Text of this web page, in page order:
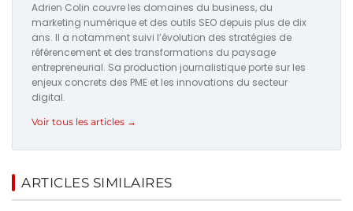
Adrien Colin couvre les domaines du business, du
marketing numérique et des outils SEO depuis plus de dix
ans. Il a notamment suivi l’évolution des stratégies de
référencement et des transformations du paysage
entrepreneurial. Sa production journalistique porte sur les
enjeux concrets des PME et les innovations du secteur
digital.
Voir tous les articles →
ARTICLES SIMILAIRES